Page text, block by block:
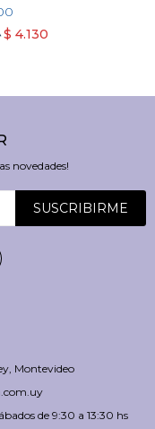
$ 4.130
Montevideo
de 9:30 a 13:30 hs
novedades!
SUSCRIBIRME